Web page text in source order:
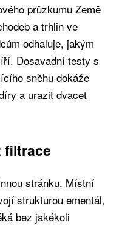
průzkumu Země
a trhlin ve
odhaluje, jakým
Dosavadní testy s
sněhu dokáže
a urazit dvacet
filtrace
stránku. Místní
strukturou ementál,
bez jakékoli